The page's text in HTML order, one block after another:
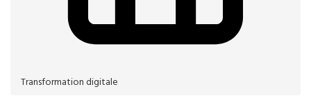
Transformation digitale